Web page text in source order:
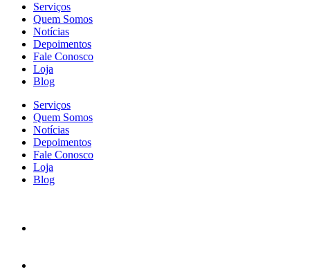
Serviços
Quem Somos
Notícias
Depoimentos
Fale Conosco
Loja
Blog
Serviços
Quem Somos
Notícias
Depoimentos
Fale Conosco
Loja
Blog